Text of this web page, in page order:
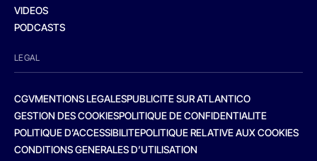
VIDEOS
PODCASTS
LEGAL
CGVMENTIONS LEGALESPUBLICITE SUR ATLANTICO
GESTION DES COOKIESPOLITIQUE DE CONFIDENTIALITE
POLITIQUE D’ACCESSIBILITEPOLITIQUE RELATIVE AUX COOKIES
CONDITIONS GENERALES D’UTILISATION